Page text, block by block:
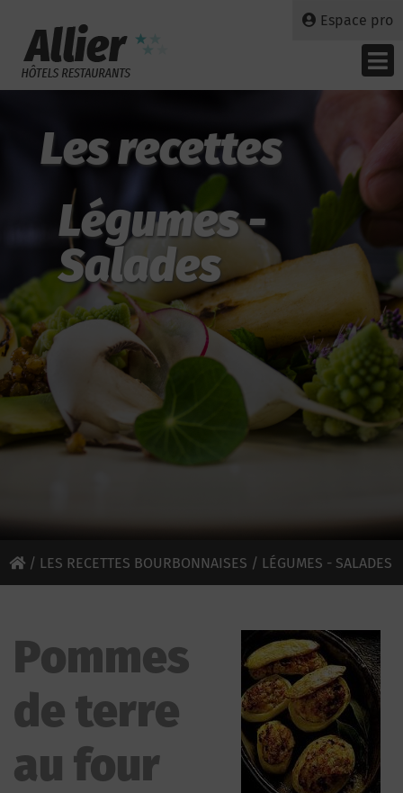
Espace pro
Les recettes
Légumes -
Salades
/ LES RECETTES BOURBONNAISES / LÉGUMES - SALADES
Pommes
de terre
au four